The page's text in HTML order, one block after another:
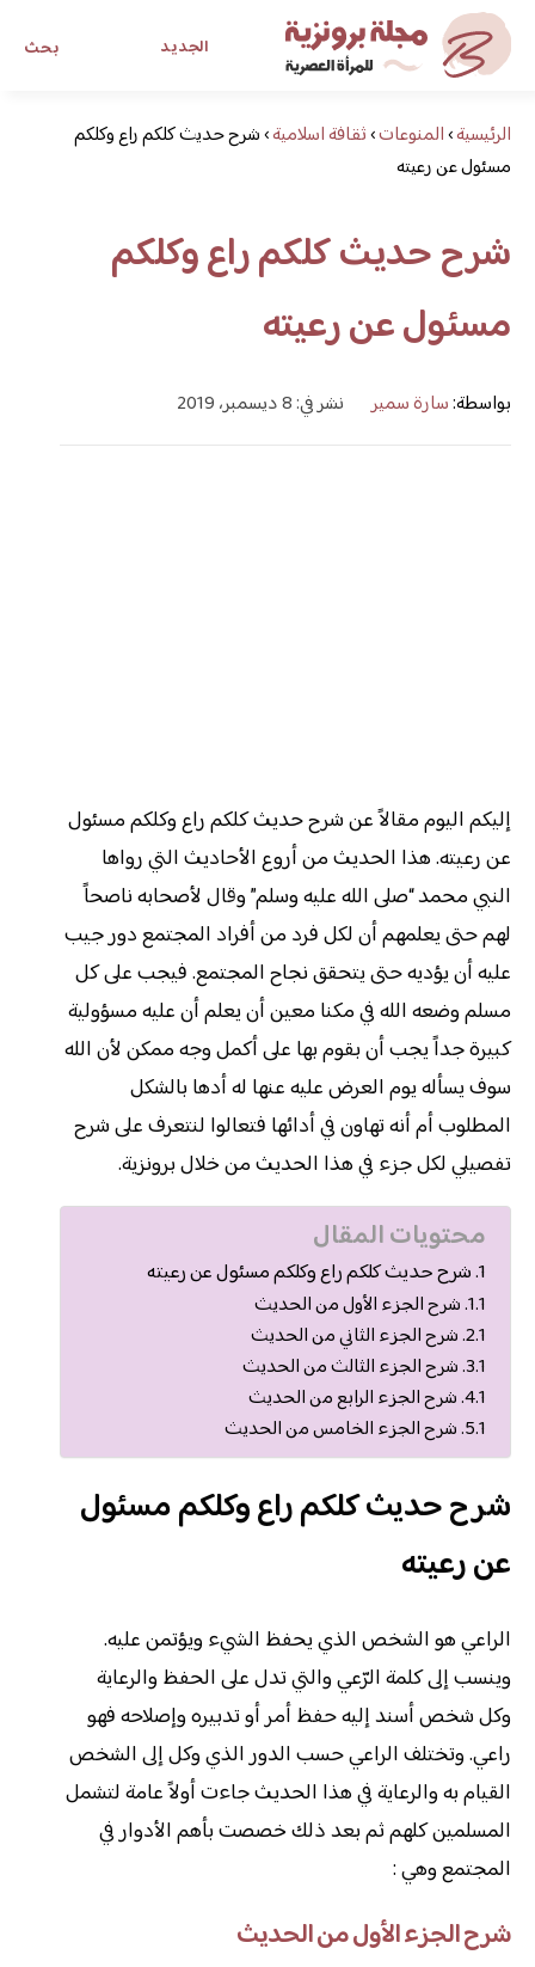
بحث الجديد
مجلة برونزية للفتاة العصريةالرئيسية›المنوعات›ثقافة اسلامية›شرح حديث كلكم راع وكلكم
مسئول عن رعيته
شرح حديث كلكم راع وكلكم
مسئول عن رعيته
بواسطة:سارة سمير نشر في: 8 ديسمبر، 2019
إليكم اليوم مقالاً عن شرح حديث كلكم راع وكلكم مسئول
عن رعيته. هذا الحديث من أروع الأحاديث التي رواها
النبي محمد “صلى الله عليه وسلم” وقال لأصحابه ناصحاً
لهم حتى يعلمهم أن لكل فرد من أفراد المجتمع دور جيب
عليه أن يؤديه حتى يتحقق نجاح المجتمع. فيجب على كل
مسلم وضعه الله في مكنا معين أن يعلم أن عليه مسؤولية
كبيرة جداً يجب أن بقوم بها على أكمل وجه ممكن لأن الله
سوف يسأله يوم العرض عليه عنها له أدها بالشكل
المطلوب أم أنه تهاون في أدائها فتعالوا لنتعرف على شرح
تفصيلي لكل جزء في هذا الحديث من خلال برونزية.
محتويات المقال
شرح حديث كلكم راع وكلكم مسئول عن رعيته
شرح الجزء الأول من الحديث
شرح الجزء الثاني من الحديث
شرح الجزء الثالث من الحديث
شرح الجزء الرابع من الحديث
شرح الجزء الخامس من الحديث
شرح حديث كلكم راع وكلكم مسئول
عن رعيته
الراعي هو الشخص الذي يحفظ الشيء ويؤتمن عليه.
وينسب إلى كلمة الرّعي والتي تدل على الحفظ والرعاية
وكل شخص أسند إليه حفظ أمر أو تدبيره وإصلاحه فهو
راعي. وتختلف الراعي حسب الدور الذي وكل إلى الشخص
القيام به والرعاية في هذا الحديث جاءت أولاً عامة لتشمل
المسلمين كلهم ثم بعد ذلك خصصت بأهم الأدوار في
المجتمع وهي :
شرح الجزء الأول من الحديث